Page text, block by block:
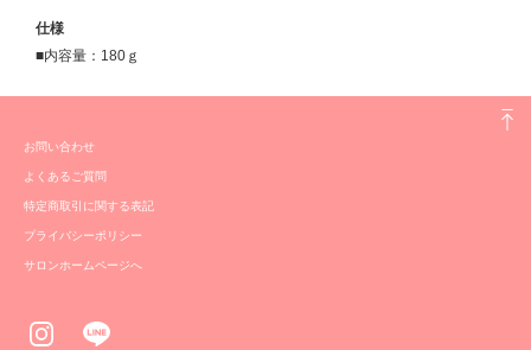
仕様
■内容量：180ｇ
お問い合わせ
よくあるご質問
特定商取引に関する表記
プライバシーポリシー
サロンホームページへ